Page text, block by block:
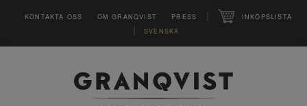
KONTAKTA OSS OM GRANQVIST PRESS | INKÖPSLISTA
| SVENSKA